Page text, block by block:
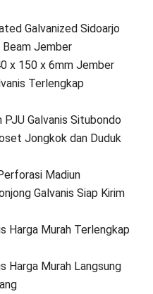
Galvanized Sidoarjo
Beam Jember
x 150 x 6mm Jember
Terlengkap
Galvanis Situbondo
Jongkok dan Duduk
Madiun
Galvanis Siap Kirim
Harga Murah Terlengkap
Harga Murah Langsung